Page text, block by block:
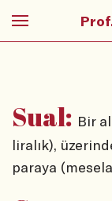
Sual: Bir
liralık),
paraya